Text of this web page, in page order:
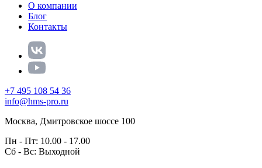
О компании
Блог
Контакты
+7 495 108 54 36
info@hms-pro.ru
Москва, Дмитровское шоссе 100
Пн - Пт: 10.00 - 17.00
Сб - Вс: Выходной